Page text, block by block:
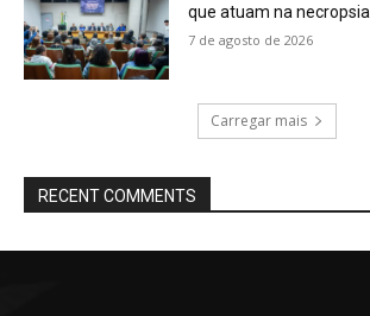
que atuam na necropsia
7 de agosto de 2026
Carregar mais
RECENT COMMENTS